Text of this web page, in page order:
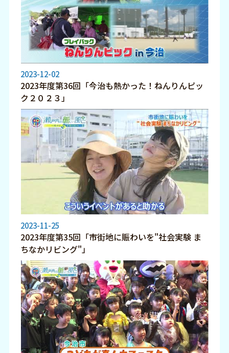
2023-12-02
2023年度第36回「今治も熱かった！ねんりんピッ
ク２０２３」
2023-11-25
2023年度第35回「市街地に賑わいを"社会実験 ま
ちなかリビング"」